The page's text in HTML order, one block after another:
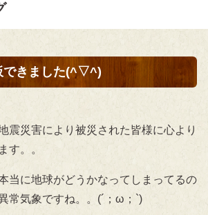
できました(^▽^)
震災害により被災された皆様に心より
す。。
当に地球がどうかなってしまってるの
常気象ですね。。(´；ω；`)